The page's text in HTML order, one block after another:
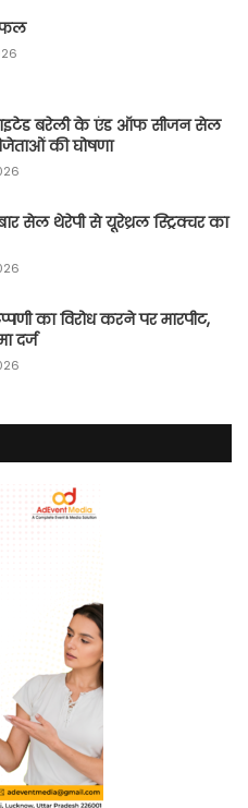
बरेली के एंड ऑफ सीजन सेल
की घोषणा
सेल थेरेपी से यूरेथ्रल स्ट्रिक्चर का
का विरोध करने पर मारपीट,
दर्ज